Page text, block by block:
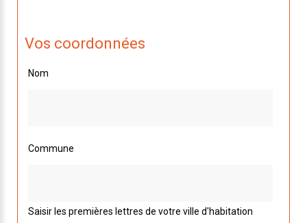
Vos coordonnées
Nom
Commune
Saisir les premières lettres de votre ville d'habitation